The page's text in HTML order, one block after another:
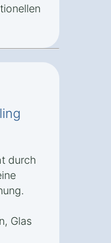
durch
Glas